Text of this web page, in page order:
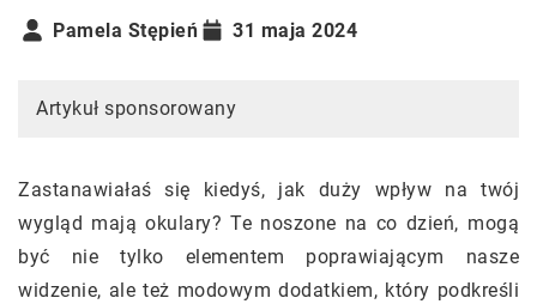
Pamela Stępień
31 maja 2024
Artykuł sponsorowany
Zastanawiałaś się kiedyś, jak duży wpływ na twój
wygląd mają okulary? Te noszone na co dzień, mogą
być nie tylko elementem poprawiającym nasze
widzenie, ale też modowym dodatkiem, który podkreśli